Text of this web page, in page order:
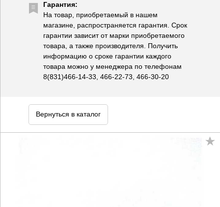
Гарантия:
На товар, приобретаемый в нашем
магазине, распространяется гарантия. Срок
гарантии зависит от марки приобретаемого
товара, а также производителя. Получить
информацию о сроке гарантии каждого
товара можно у менеджера по телефонам
8(831)466-14-33, 466-22-73, 466-30-20
Вернуться в каталог